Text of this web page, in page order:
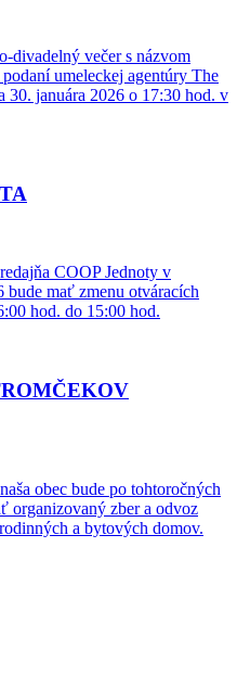
divadelný večer s názvom
umeleckej agentúry The
30. januára 2026 o 17:30 hod. v
COOP Jednoty v
bude mať zmenu otváracích
hod. do 15:00 hod.
obec bude po tohtoročných
organizovaný zber a odvoz
a bytových domov.